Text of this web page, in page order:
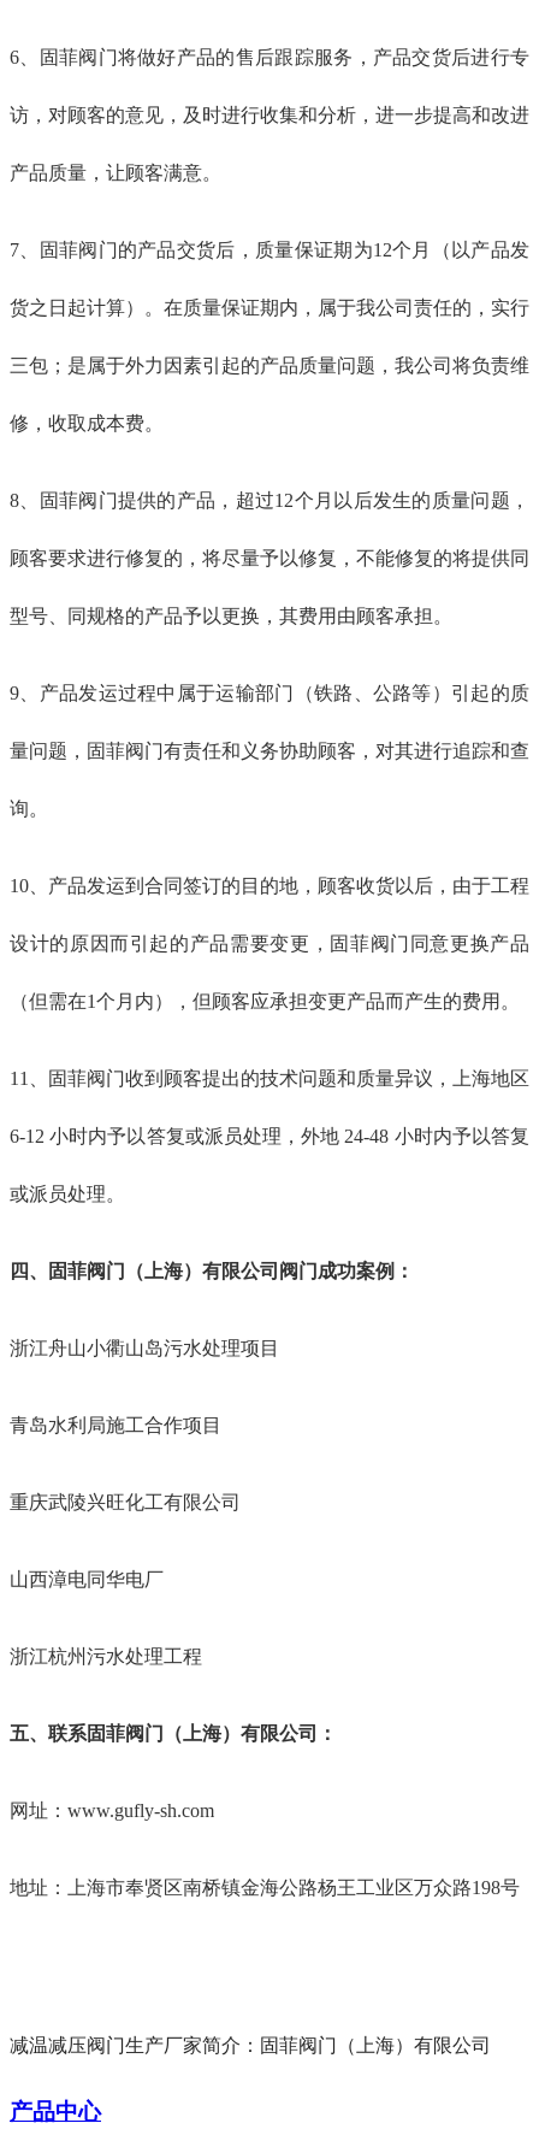
6、固菲阀门将做好产品的售后跟踪服务，产品交货后进行专
访，对顾客的意见，及时进行收集和分析，进一步提高和改进
产品质量，让顾客满意。
7、固菲阀门的产品交货后，质量保证期为12个月（以产品发
货之日起计算）。在质量保证期内，属于我公司责任的，实行
三包；是属于外力因素引起的产品质量问题，我公司将负责维
修，收取成本费。
8、固菲阀门提供的产品，超过12个月以后发生的质量问题，
顾客要求进行修复的，将尽量予以修复，不能修复的将提供同
型号、同规格的产品予以更换，其费用由顾客承担。
9、产品发运过程中属于运输部门（铁路、公路等）引起的质
量问题，固菲阀门有责任和义务协助顾客，对其进行追踪和查
询。
10、产品发运到合同签订的目的地，顾客收货以后，由于工程
设计的原因而引起的产品需要变更，固菲阀门同意更换产品
（但需在1个月内），但顾客应承担变更产品而产生的费用。
11、固菲阀门收到顾客提出的技术问题和质量异议，上海地区
6-12 小时内予以答复或派员处理，外地 24-48 小时内予以答复
或派员处理。
四、固菲阀门（上海）有限公司阀门成功案例：
浙江舟山小衢山岛污水处理项目
青岛水利局施工合作项目
重庆武陵兴旺化工有限公司
山西漳电同华电厂
浙江杭州污水处理工程
五、联系固菲阀门（上海）有限公司：
网址： www.gufly-sh.com
地址：上海市奉贤区南桥镇金海公路杨王工业区万众路198号
减温减压阀门生产厂家简介：固菲阀门（上海）有限公司
产品中心